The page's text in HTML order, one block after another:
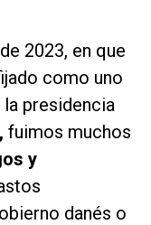
2023, en que
como uno
presidencia
fuimos muchos
y
danés o